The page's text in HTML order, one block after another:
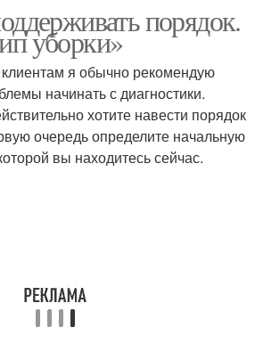
порядок.
уборки»
я обычно рекомендую
начинать с диагностики.
хотите навести порядок
очередь определите начальную
вы находитесь сейчас.